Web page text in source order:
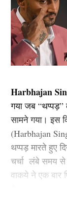
Harbhajan
गया जब “थप्पड़”
सामने गया। इस
(Harbhajan
थप्पड़ मारते हुए
चर्चा लंबे समय से
वाकये ने एक बार